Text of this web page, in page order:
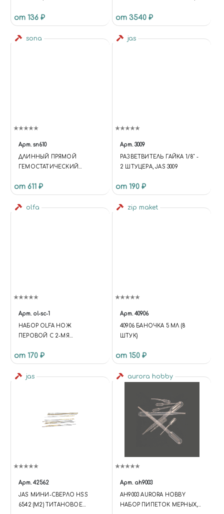
от 136 ₽ от 3540 ₽
sona
Арт. sn610
ДЛИННЫЙ ПРЯМОЙ
ГЕМОСТАТИЧЕСКИЙ
от 611 ₽
jas
Арт. 3009
РАЗВЕТВИТЕЛЬ ГАЙКА 1/8" -
2 ШТУЦЕРА, JAS 3009
от 190 ₽
olfa
Арт. ol-sc-1
НАБОР OLFA НОЖ
ПЕРОВОЙ С 2-МЯ
ВЫРЕЗАНИЯ ПОЛОСОК 1-1,5-
2ММ
от 170 ₽
zip maket
Арт. 40906
40906 БАНОЧКА 5 МЛ (8
ШТУК)
от 150 ₽
jas
Арт. 42562
JAS МИНИ-СВЕРЛО HSS
6542 (M2) ТИТАНОВОЕ
aurora hobby
Арт. ah9003
AH9003 AURORA HOBBY
НАБОР ПИПЕТОК МЕРНЫХ,